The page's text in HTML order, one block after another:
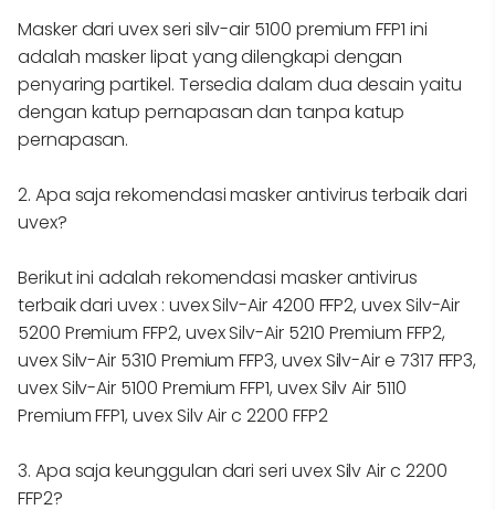
Masker dari uvex seri silv-air 5100 premium FFP1 ini
adalah masker lipat yang dilengkapi dengan
penyaring partikel. Tersedia dalam dua desain yaitu
dengan katup pernapasan dan tanpa katup
pernapasan.
2. Apa saja rekomendasi masker antivirus terbaik dari
uvex?
Berikut ini adalah rekomendasi masker antivirus
terbaik dari uvex : uvex Silv-Air 4200 FFP2, uvex Silv-Air
5200 Premium FFP2, uvex Silv-Air 5210 Premium FFP2,
uvex Silv-Air 5310 Premium FFP3, uvex Silv-Air e 7317 FFP3,
uvex Silv-Air 5100 Premium FFP1, uvex Silv Air 5110
Premium FFP1, uvex Silv Air c 2200 FFP2
3. Apa saja keunggulan dari seri uvex Silv Air c 2200
FFP2?